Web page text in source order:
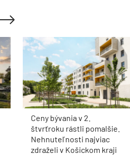
Ceny bývania v 2.
štvrťroku rástli pomalšie.
Nehnuteľnosti najviac
zdraželi v Košickom kraji